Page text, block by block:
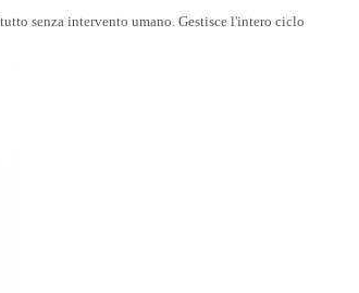
senza intervento umano. Gestisce l'intero ciclo